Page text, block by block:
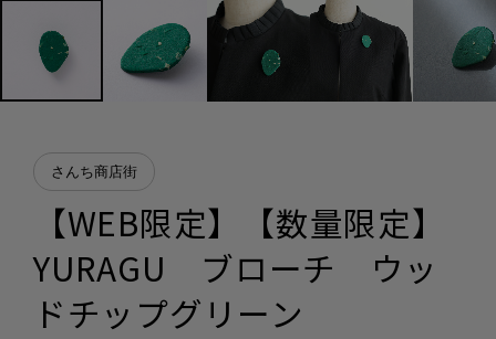
さんち商店街
【WEB限定】【数量限定】
YURAGU ブローチ ウッ
ドチップグリーン